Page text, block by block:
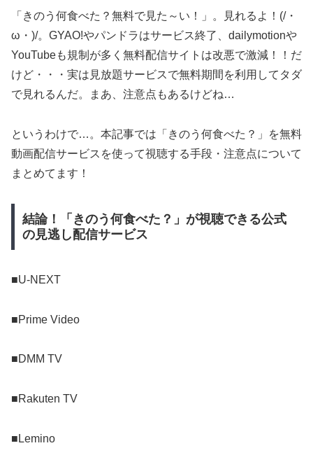
「きのう何食べた？無料で見た～い！」。見れるよ！(/・
ω・)/。GYAO!やパンドラはサービス終了、dailymotionや
YouTubeも規制が多く無料配信サイトは改悪で激減！！だ
けど・・・実は見放題サービスで無料期間を利用してタダ
で見れるんだ。まあ、注意点もあるけどね…
というわけで…。本記事では「きのう何食べた？」を無料
動画配信サービスを使って視聴する手段・注意点について
まとめてます！
結論！「きのう何食べた？」が視聴できる公式
の見逃し配信サービス
■U-NEXT
■Prime Video
■DMM TV
■Rakuten TV
■Lemino